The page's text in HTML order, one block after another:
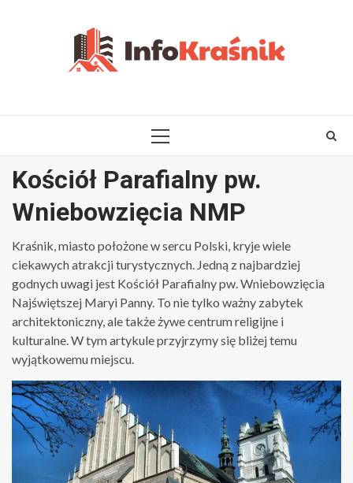
PRIMARY
Kościół Parafialny pw.
Wniebowzięcia NMP
Kraśnik, miasto położone w sercu Polski, kryje wiele
ciekawych atrakcji turystycznych. Jedną z najbardziej
godnych uwagi jest Kościół Parafialny pw. Wniebowzięcia
Najświętszej Maryi Panny. To nie tylko ważny zabytek
architektoniczny, ale także żywe centrum religijne i
kulturalne. W tym artykule przyjrzymy się bliżej temu
wyjątkowemu miejscu.